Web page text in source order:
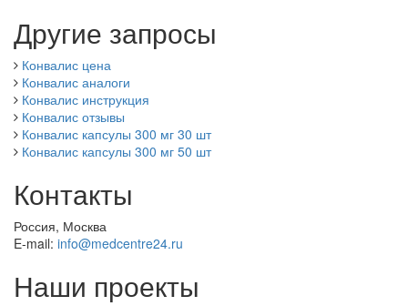
Другие запросы
Конвалис цена
Конвалис аналоги
Конвалис инструкция
Конвалис отзывы
Конвалис капсулы 300 мг 30 шт
Конвалис капсулы 300 мг 50 шт
Контакты
Россия, Москва
E-mail: info@medcentre24.ru
Наши проекты